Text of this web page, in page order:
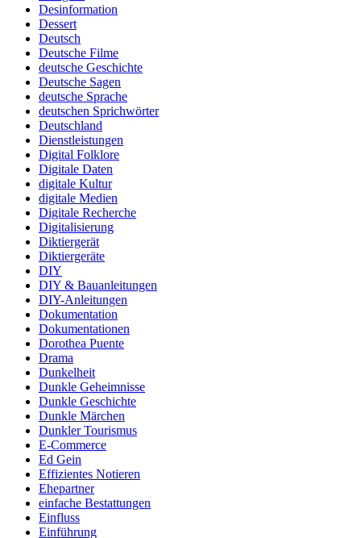
Desinformation
Dessert
Deutsch
Deutsche Filme
deutsche Geschichte
Deutsche Sagen
deutsche Sprache
deutschen Sprichwörter
Deutschland
Dienstleistungen
Digital Folklore
Digitale Daten
digitale Kultur
digitale Medien
Digitale Recherche
Digitalisierung
Diktiergerät
Diktiergeräte
DIY
DIY & Bauanleitungen
DIY-Anleitungen
Dokumentation
Dokumentationen
Dorothea Puente
Drama
Dunkelheit
Dunkle Geheimnisse
Dunkle Geschichte
Dunkle Märchen
Dunkler Tourismus
E-Commerce
Ed Gein
Effizientes Notieren
Ehepartner
einfache Bestattungen
Einfluss
Einführung